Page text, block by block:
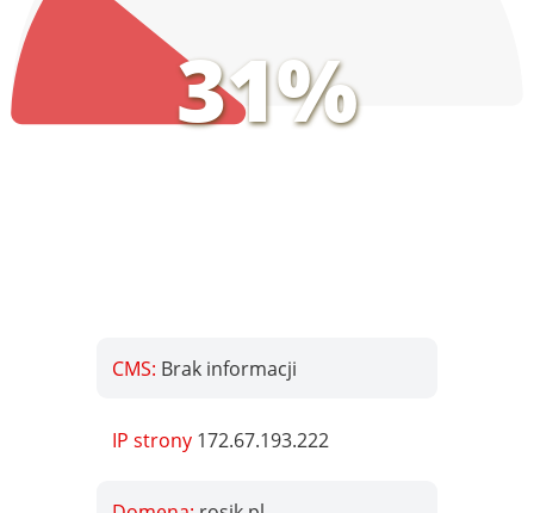
31%
CMS: Brak informacji
IP strony 172.67.193.222